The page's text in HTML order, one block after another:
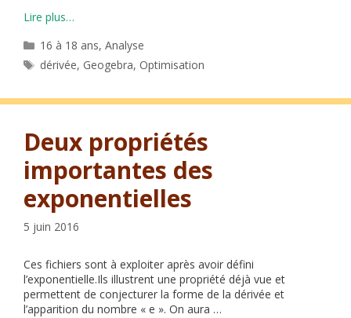
Lire plus…
Catégories
16 à 18 ans,Analyse
Étiquettes
dérivée, Geogebra,Optimisation
Deux propriétés
importantes des
exponentielles
5 juin 2016
Ces fichiers sont à exploiter après avoir défini
l’exponentielle.Ils illustrent une propriété déjà vue et
permettent de conjecturer la forme de la dérivée et
l’apparition du nombre « e ». On aura …